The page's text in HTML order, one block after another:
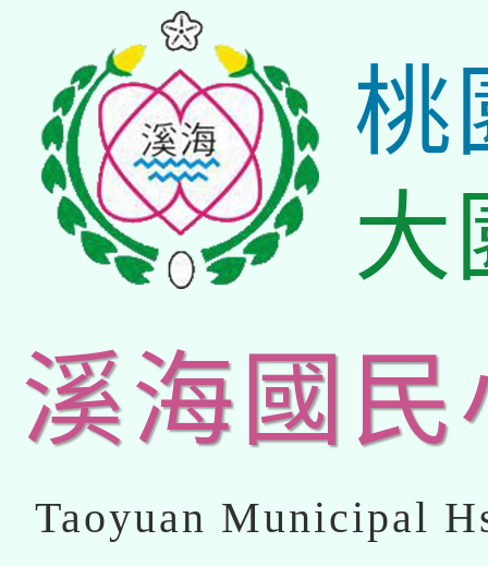
桃
大
溪海國民
Taoyuan Municipal